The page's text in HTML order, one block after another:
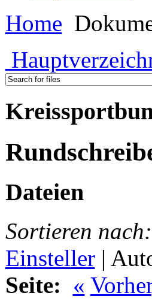
Home
Dateien
Sortieren nach:
Einsteller|
Seite: «